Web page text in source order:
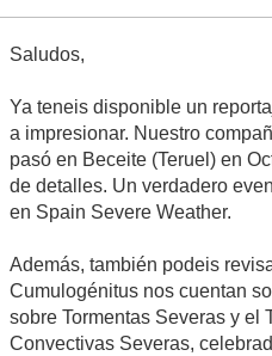
Saludos,
Ya teneis disponible un
a impresionar. Nuestro
pasó en Beceite (Teruel) en
de detalles. Un verdadero
en Spain Severe Weather.
Además, también podeis
Cumulogénitus nos cuentan
sobre Tormentas Severas y el
Convectivas Severas,